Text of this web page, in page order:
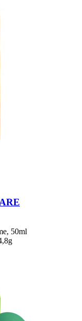
50ml